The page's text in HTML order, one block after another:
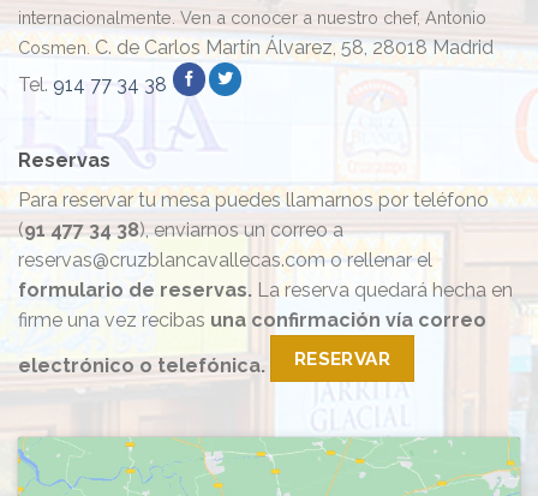
internacionalmente. Ven a conocer a nuestro chef, Antonio
Cosmen. C. de Carlos Martín Álvarez, 58, 28018 Madrid
Tel. 914 77 34 38
Reservas
Para reservar tu mesa puedes llamarnos por teléfono
(91 477 34 38), enviarnos un correo a
reservas@cruzblancavallecas.com o rellenar el
formulario de reservas. La reserva quedará hecha en
firme una vez recibas una confirmación vía correo
electrónico o telefónica. RESERVAR